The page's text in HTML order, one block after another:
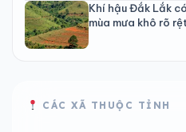
Khí hậu Đắk Lắk
mùa mưa khô rõ rệt
CÁC XÃ THUỘC TỈNH